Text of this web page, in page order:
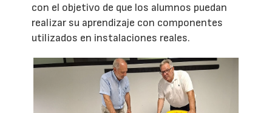
con el objetivo de que los alumnos puedan
realizar su aprendizaje con componentes
utilizados en instalaciones reales.